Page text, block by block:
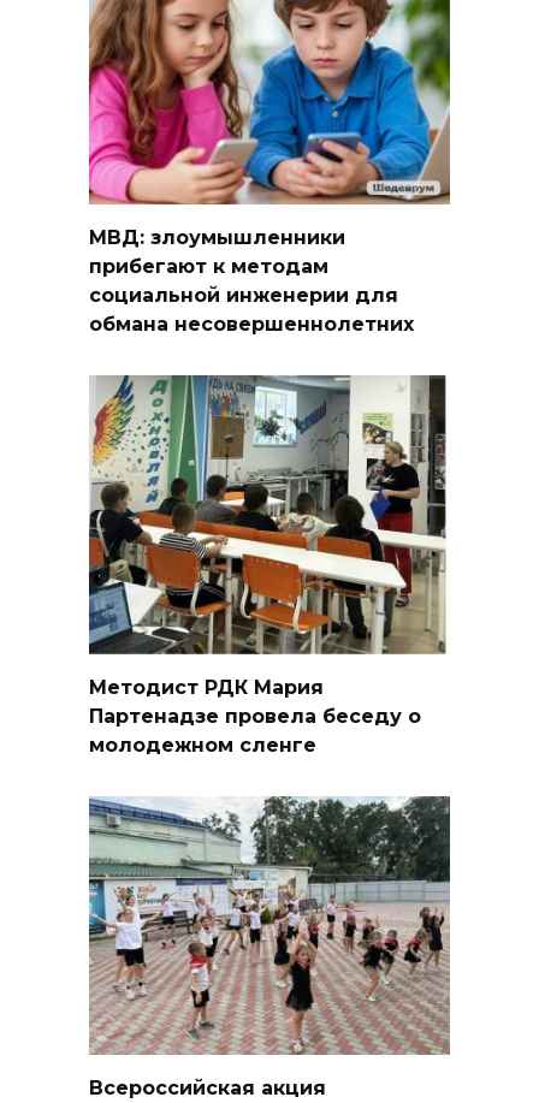
МВД: злоумышленники
прибегают к методам
социальной инженерии для
обмана несовершеннолетних
Методист РДК Мария
Партенадзе провела беседу о
молодежном сленге
Всероссийская акция